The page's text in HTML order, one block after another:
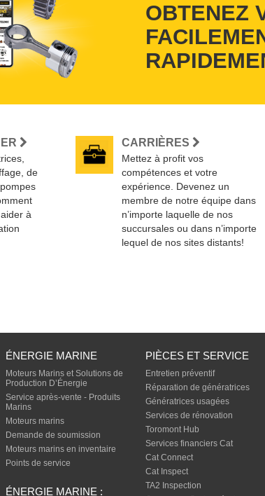
OBTENEZ
de
à
CARRIÈRES
Mettez à profit vos
compétences et votre
expérience. Devenez un
membre de notre équipe dans
n’importe laquelle de nos
succursales ou dans n’importe
lequel de nos sites distants!
ÉNERGIE MARINE
Moteurs Marins et Solutions de
Production D’Énergie
Service après-vente - Produits
Marins
Moteurs marins
Demande de soumission
Moteurs marins en inventaire
Points de service
ÉNERGIE MARINE :
PIÈCES ET SERVICE
Entretien préventif
Réparation de génératrices
Génératrices usagées
Services de rénovation
Toromont Hub
Services financiers Cat
Cat Connect
Cat Inspect
TA2 Inspection